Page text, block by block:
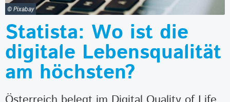
© Pixabay
Statista: Wo ist die
digitale Lebensqualität
am höchsten?